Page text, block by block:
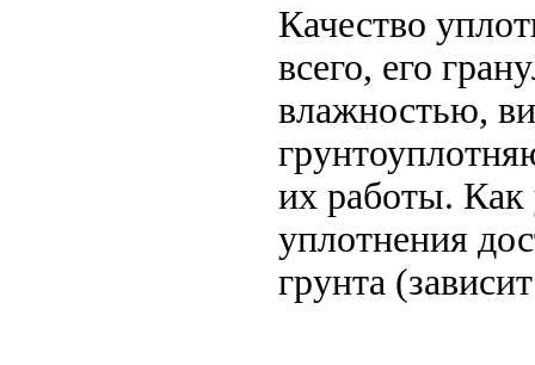
Качество
всего, его
влажностью,
их работы. Как
уплотнения
грунта